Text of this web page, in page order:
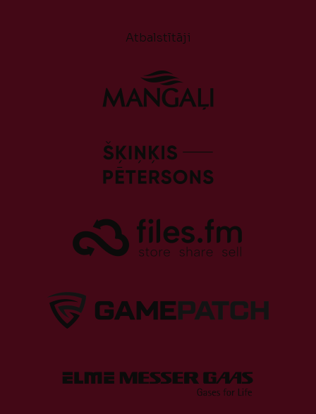
Atbalstītāji